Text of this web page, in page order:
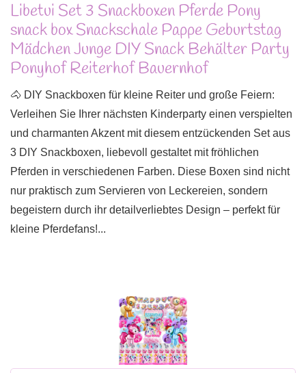
Libetui Set 3 Snackboxen Pferde Pony
snack box Snackschale Pappe Geburtstag
Mädchen Junge DIY Snack Behälter Party
Ponyhof Reiterhof Bauernhof
🐴 DIY Snackboxen für kleine Reiter und große Feiern:
Verleihen Sie Ihrer nächsten Kinderparty einen verspielten
und charmanten Akzent mit diesem entzückenden Set aus
3 DIY Snackboxen, liebevoll gestaltet mit fröhlichen
Pferden in verschiedenen Farben. Diese Boxen sind nicht
nur praktisch zum Servieren von Leckereien, sondern
begeistern durch ihr detailverliebtes Design – perfekt für
kleine Pferdefans!...